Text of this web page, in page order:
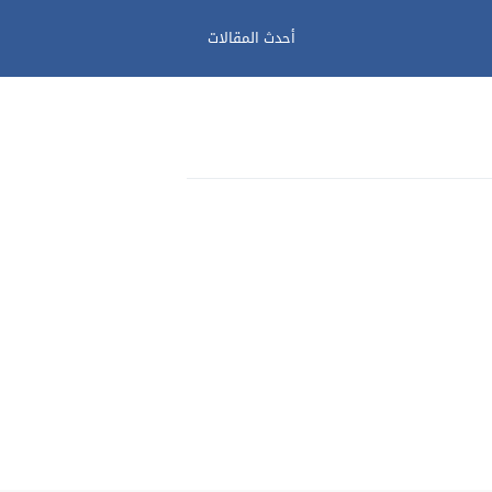
أحدث المقالات